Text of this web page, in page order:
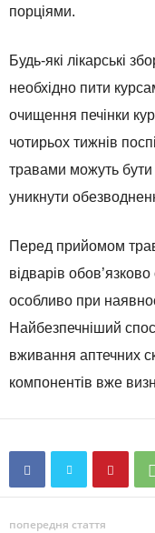
порціями.
Будь-які лікарські
необхідно пити
очищення печінки
чотирьох тижнів
травами можуть
уникнути
Перед прийомом
відварів
особливо при
Найбезпечніший
вживання аптечних
компонентів вже
попередня стаття